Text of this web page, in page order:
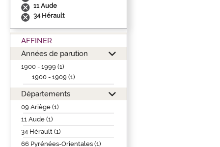
11 Aude
34 Hérault
AFFINER
Années de parution
1900 - 1999 (1)
1900 - 1909 (1)
Départements
09 Ariège (1)
11 Aude (1)
34 Hérault (1)
66 Pyrénées-Orientales (1)